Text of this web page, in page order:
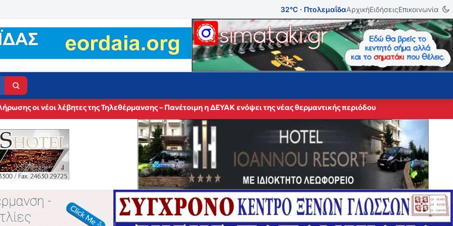
32°C · ΠτολεμαΐδαΑρχικήΕιδήσειςΕπικοινωνία
οι νέοι λέβητες της Τηλεθέρμανσης – Πανέτοιμη η ΔΕΥΑΚ ενόψει της νέας θερμαντικής περιόδου